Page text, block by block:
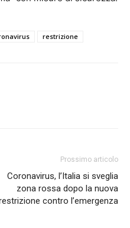
restrizione
Prossimo articolo
Coronavirus, l’Italia si sveglia
zona rossa dopo la nuova
contro l’emergenza